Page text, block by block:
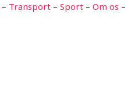
– Transport – Sport – Om os –